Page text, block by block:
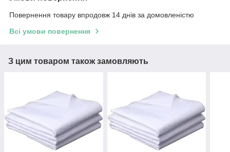
Повернення товару впродовж 14 днів за домовленістю
Всі умови повернення
З цим товаром також замовляють